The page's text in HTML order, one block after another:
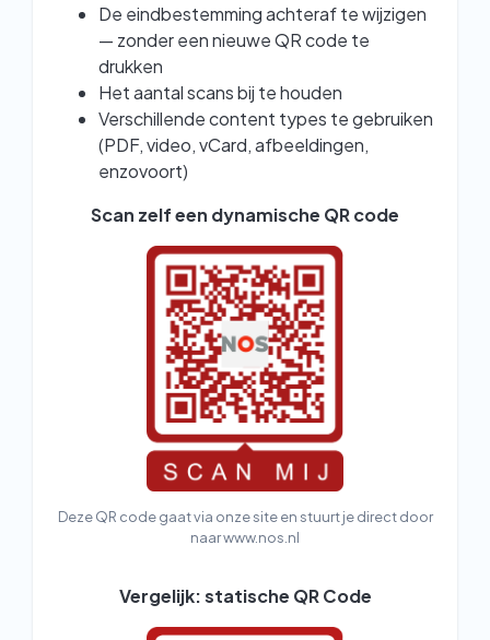
De eindbestemming achteraf te wijzigen
— zonder een nieuwe QR code te
drukken
Het aantal scans bij te houden
Verschillende content types te gebruiken
(PDF, video, vCard, afbeeldingen,
enzovoort)
Scan zelf een dynamische QR code
Deze QR code gaat via onze site en stuurt je direct door
naar www.nos.nl
Vergelijk: statische QR Code